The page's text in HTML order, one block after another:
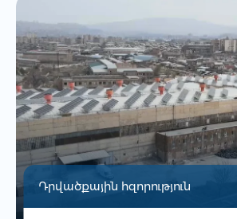
Դրվածքային հզորություն